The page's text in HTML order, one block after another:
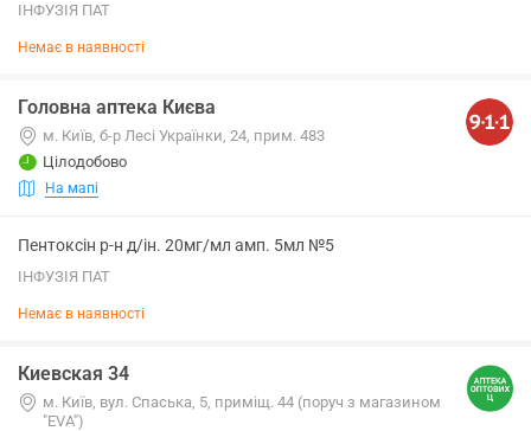
ІНФУЗІЯ ПАТ
Немає в наявності
Головна аптека Києва
м. Київ, б-р Лесі Українки, 24, прим. 483
Цілодобово
На мапі
Пентоксін р-н д/ін. 20мг/мл амп. 5мл №5
ІНФУЗІЯ ПАТ
Немає в наявності
Киевская 34
м. Київ, вул. Спаська, 5, приміщ. 44 (поруч з магазином
"EVA")